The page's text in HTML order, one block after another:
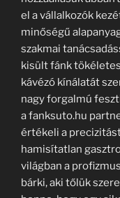
el a vállalkozók
minőségű
szakmai
kisült fánk
kávézó kínálatát
nagy forgalmú
a fanksuto.hu
értékeli a
hamisítatlan
világban a
bárki, aki tőlük